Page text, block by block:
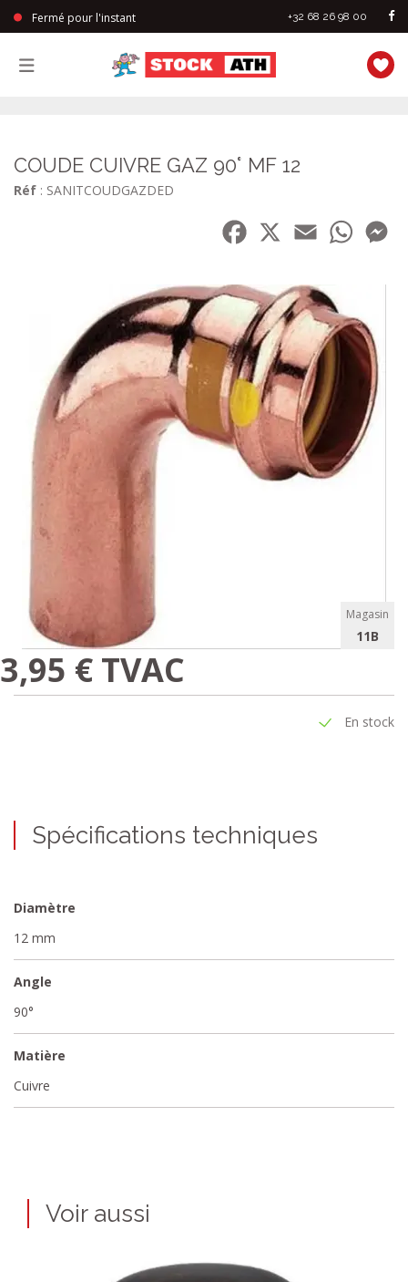
Fermé pour l'instant +32 68 26 98 00
COUDE CUIVRE GAZ 90° MF 12
Réf : SANITCOUDGAZDED
Facebook
Email
Magasin
11B
3,95 € TVAC
En stock
Spécifications techniques
Diamètre
12 mm
Angle
90°
Matière
Cuivre
Voir aussi